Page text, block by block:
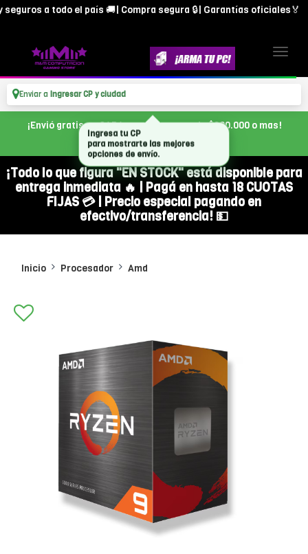
a todo el país 🚚| Compra segura 🔒| Garantías oficiales🏅
Enviar a Ingresar CP y ciudad
¡Envió gratis en CABA, con tu compra de $300.000 o mas!
¡Todo lo que figura "EN STOCK" está disponible para
entrega inmediata 🔥 | Pagá en hasta 18 CUOTAS
FIJAS 💳 | Precio especial pagando en
efectivo/transferencia! 💵
Inicio Procesador Amd